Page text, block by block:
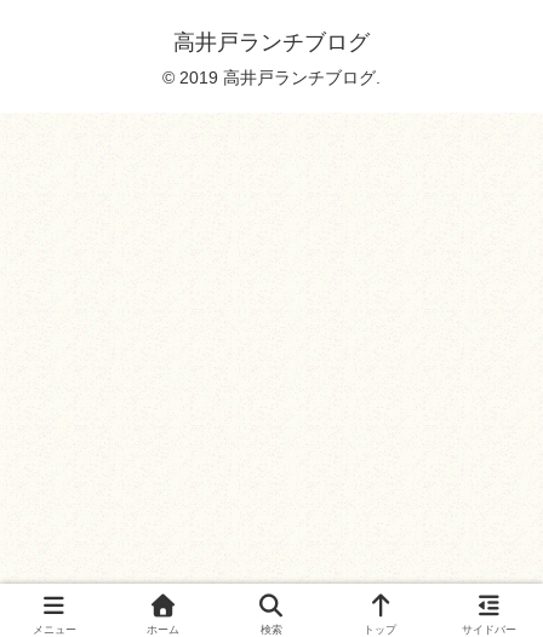
高井戸ランチブログ
© 2019 高井戸ランチブログ.
メニュー ホーム 検索 トップ サイドバー